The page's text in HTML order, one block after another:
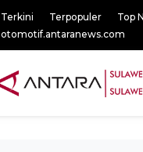
Terkini Terpopuler Top
otomotif.antaranews.com